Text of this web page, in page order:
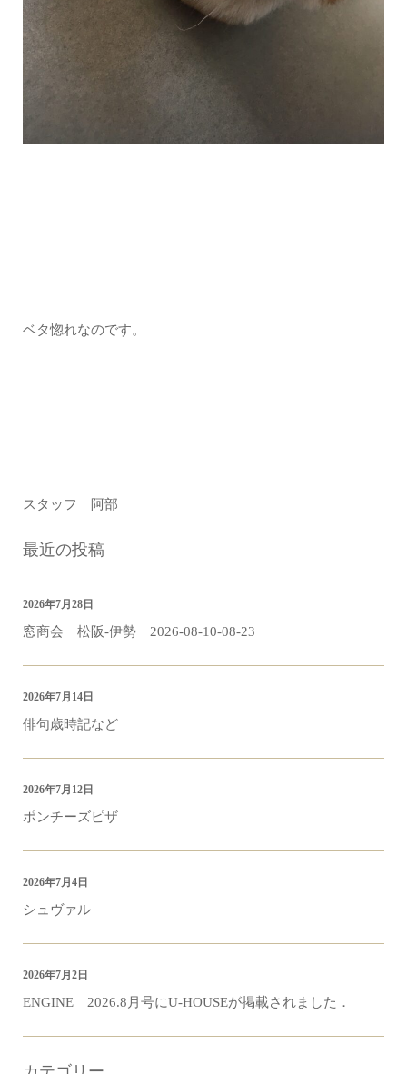
ベタ惚れなのです。
スタッフ 阿部
最近の投稿
窓商会 松阪-伊勢 2026-08-10-08-23
2026年7月28日
俳句歳時記など
2026年7月14日
ポンチーズピザ
2026年7月12日
シュヴァル
2026年7月4日
ENGINE 2026.8月号にU-HOUSEが掲載されました．
2026年7月2日